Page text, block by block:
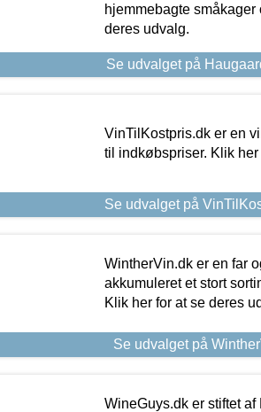
hjemmebagte
deres udvalg.
Se udvalget på
VinTilKostpris.dk er en
til indkøbspriser. Klik
Se udvalget på
WintherVin.dk er en far
akkumuleret et stort
Klik her for at se deres
Se udvalget på
WineGuys.dk er stiftet